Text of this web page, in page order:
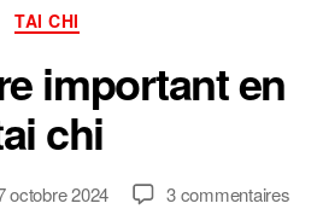
Catégories
TAI CHI
important en
chi
octobre 2024 3 commentairessur